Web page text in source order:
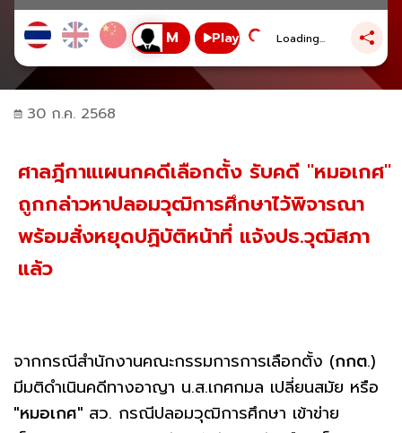
Play Loading...
30 ก.ค. 2568
ศาลฎีกาแเผนกคดีเลือกตั้ง รับคดี "หมอเกศ"
ถูกกล่าวหาปลอมวุฒิการศึกษาไว้พิจารณา
พร้อมสั่งหยุดปฏิบัติหน้าที่ แจ้งปธ.วุฒิสภา
แล้ว
จากกรณีสำนักงานคณะกรรมการการเลือกตั้ง (กกต.)
มีมติดำเนินคดีทางอาญา น.ส.เกศกมล เปลี่ยนสมัย หรือ
"หมอเกศ" สว. กรณีปลอมวุฒิการศึกษา เข้าข่าย